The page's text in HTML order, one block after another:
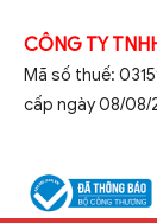
CÔNG TY
Mã số thuế:
cấp ngày 08/08/